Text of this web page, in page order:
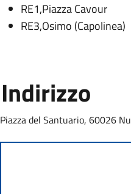
RE1,Piazza Cavour
RE3,Osimo (Capolinea)
Indirizzo
Piazza del Santuario, 60026